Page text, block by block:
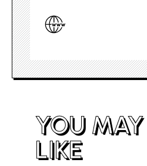
YOU
LIKE